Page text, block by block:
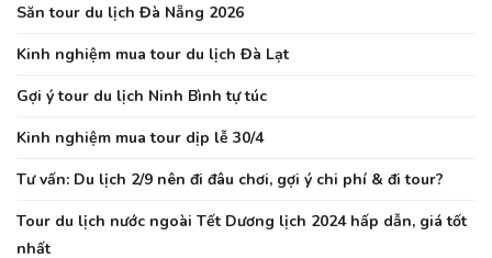
Săn tour du lịch Đà Nẵng 2026
Kinh nghiệm mua tour du lịch Đà Lạt
Gợi ý tour du lịch Ninh Bình tự túc
Kinh nghiệm mua tour dịp lễ 30/4
Tư vấn: Du lịch 2/9 nên đi đâu chơi, gợi ý chi phí & đi tour?
Tour du lịch nước ngoài Tết Dương lịch 2024 hấp dẫn, giá tốt
nhất